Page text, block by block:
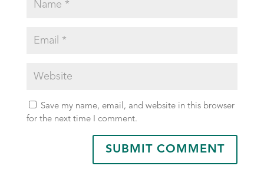
Save my name, email, and website in this browser
for the next time I comment.